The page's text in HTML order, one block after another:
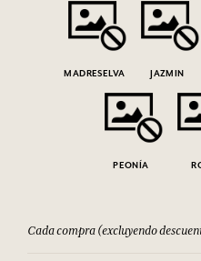
MADRESELVA JAZMIN
PEONÍA
Cada compra (excluyendo